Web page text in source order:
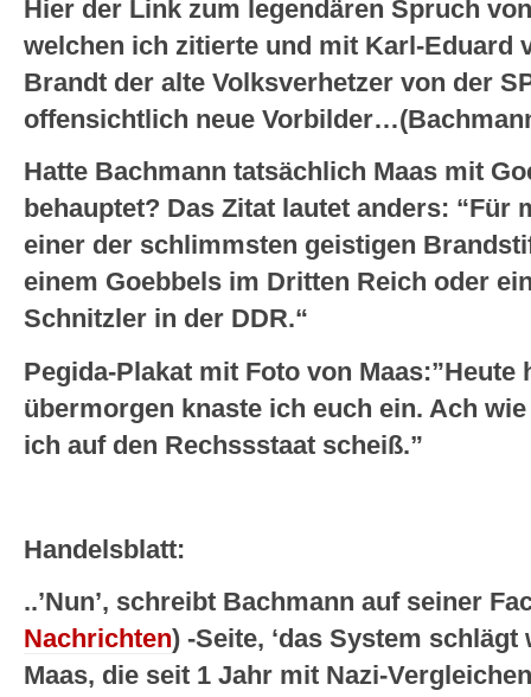
Hier der Link zum legendären Spruch
welchen ich zitierte und mit Karl-Eduard
Brandt der alte Volksverhetzer von der
offensichtlich neue
Hatte Bachmann tatsächlich Maas mit
behauptet? Das Zitat lautet anders: “Für
einer der schlimmsten geistigen
einem Goebbels im Dritten Reich oder
Schnitzler in der DDR.“
Pegida-Plakat mit Foto von
übermorgen knaste ich euch ein. Ach
ich auf den Rechssstaat scheiß.”
Handelsblatt:
..’Nun’, schreibt Bachmann auf seiner
Nachrichten) -Seite, ‘das System
Maas, die seit 1 Jahr mit Nazi-